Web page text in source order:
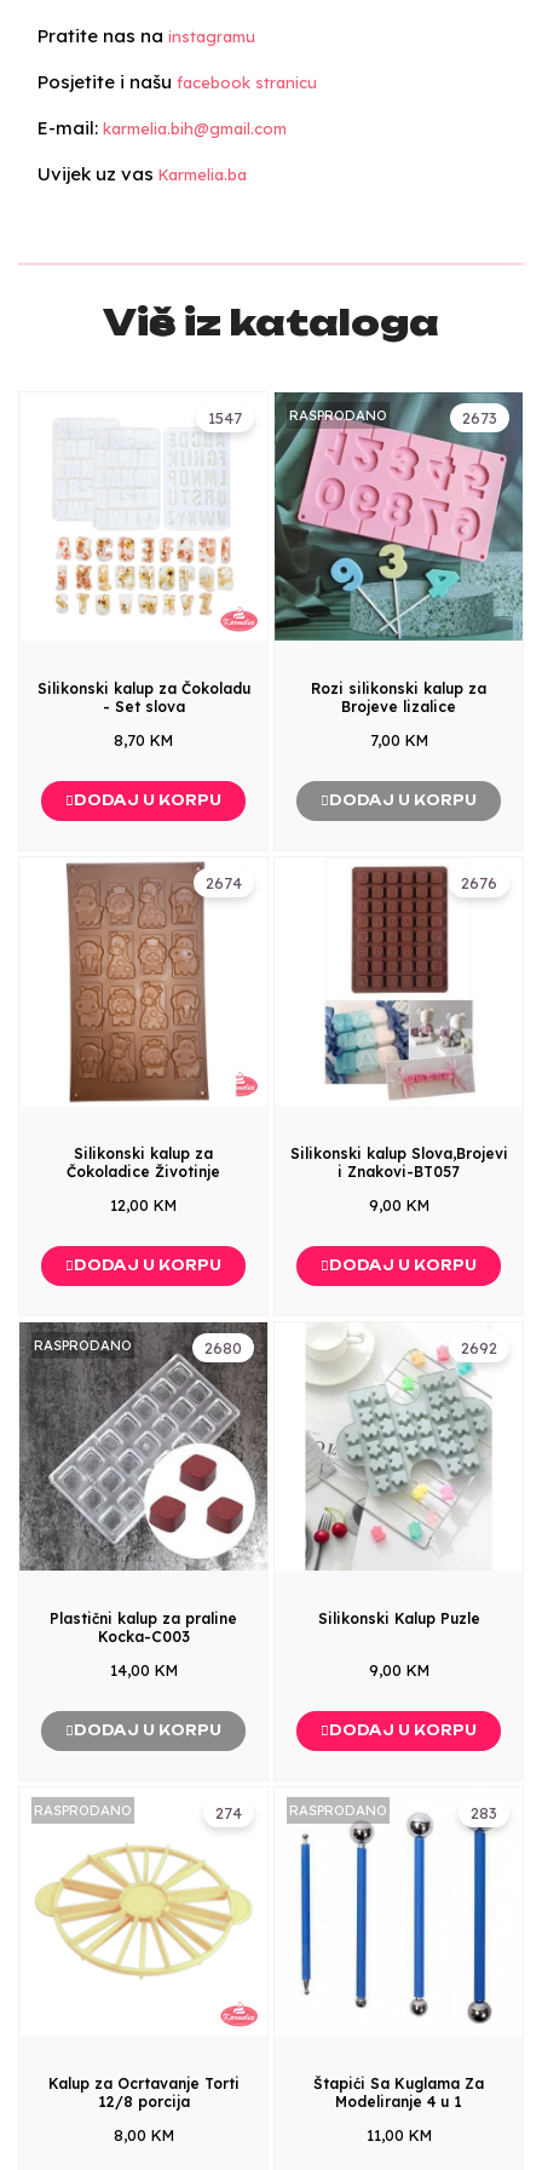
Pratite nas na instagramu
Posjetite i našu facebook stranicu
E-mail: karmelia.bih@gmail.com
Uvijek uz vas Karmelia.ba
Više iz kataloga
1547
Silikonski kalup za Čokoladu
- Set slova
8,70 KM
DODAJ U KORPU
2673
RASPRODANO
Rozi silikonski kalup za
Brojeve lizalice
7,00 KM
DODAJ U KORPU
2674
Silikonski kalup za
Čokoladice Životinje
12,00 KM
DODAJ U KORPU
2676
Silikonski kalup Slova,Brojevi
i Znakovi-BT057
9,00 KM
DODAJ U KORPU
2680
RASPRODANO
Plastični kalup za praline
Kocka-C003
14,00 KM
DODAJ U KORPU
2692
Silikonski Kalup Puzle
9,00 KM
DODAJ U KORPU
274
RASPRODANO
Kalup za Ocrtavanje Torti
12/8 porcija
8,00 KM
283
RASPRODANO
Štapići Sa Kuglama Za
Modeliranje 4 u 1
11,00 KM